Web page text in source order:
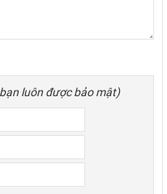
luôn được bảo mật)